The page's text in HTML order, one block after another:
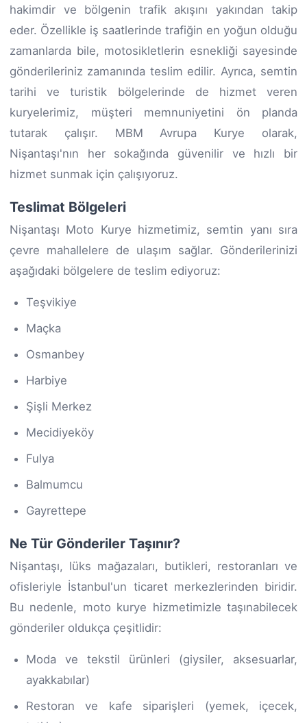
hakimdir ve bölgenin trafik akışını yakından takip
eder. Özellikle iş saatlerinde trafiğin en yoğun olduğu
zamanlarda bile, motosikletlerin esnekliği sayesinde
gönderileriniz zamanında teslim edilir. Ayrıca, semtin
tarihi ve turistik bölgelerinde de hizmet veren
kuryelerimiz, müşteri memnuniyetini ön planda
tutarak çalışır. MBM Avrupa Kurye olarak,
Nişantaşı'nın her sokağında güvenilir ve hızlı bir
hizmet sunmak için çalışıyoruz.
Teslimat Bölgeleri
Nişantaşı Moto Kurye hizmetimiz, semtin yanı sıra
çevre mahallelere de ulaşım sağlar. Gönderilerinizi
aşağıdaki bölgelere de teslim ediyoruz:
Teşvikiye
Maçka
Osmanbey
Harbiye
Şişli Merkez
Mecidiyeköy
Fulya
Balmumcu
Gayrettepe
Ne Tür Gönderiler Taşınır?
Nişantaşı, lüks mağazaları, butikleri, restoranları ve
ofisleriyle İstanbul'un ticaret merkezlerinden biridir.
Bu nedenle, moto kurye hizmetimizle taşınabilecek
gönderiler oldukça çeşitlidir:
Moda ve tekstil ürünleri (giysiler, aksesuarlar,
ayakkabılar)
Restoran ve kafe siparişleri (yemek, içecek,